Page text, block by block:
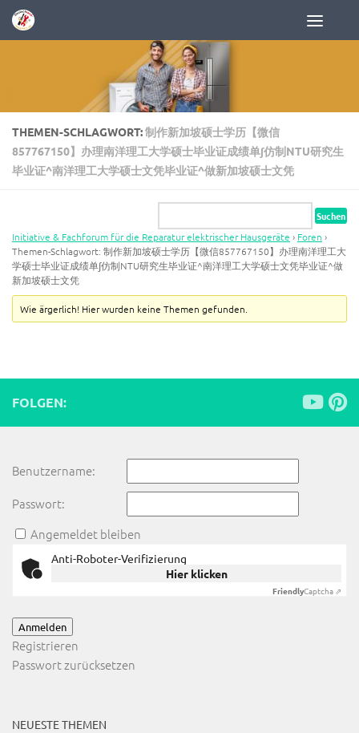
Zum Inhalt springen
THEMEN-SCHLAGWORT:制作新加坡硕士学历【微信
857767150】办理南洋理工大学硕士毕业证成绩单∫仿制NTU研究生
毕业证^南洋理工大学硕士文凭毕业证^做新加坡硕士文凭
Initiative & Fachforum für die Reparatur elektrischer Hausgeräte › Foren ›
Themen-Schlagwort: 制作新加坡硕士学历【微信857767150】办理南洋理工大
学硕士毕业证成绩单∫仿制NTU研究生毕业证^南洋理工大学硕士文凭毕业证^做
新加坡硕士文凭
Wie ärgerlich! Hier wurden keine Themen gefunden.
FOLGEN:
Benutzername:
Passwort:
Angemeldet bleiben
Anti-Roboter-Verifizierung
Hier klicken
FriendlyCaptcha ⇗
Anmelden
Registrieren
Passwort zurücksetzen
NEUESTE THEMEN